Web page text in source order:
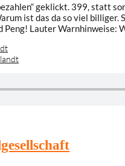
geklickt. 399, statt
ist das da so viel
Peng! Lauter